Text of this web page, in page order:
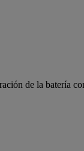
de la batería